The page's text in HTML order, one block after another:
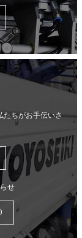
たちがお手伝いさ
せ